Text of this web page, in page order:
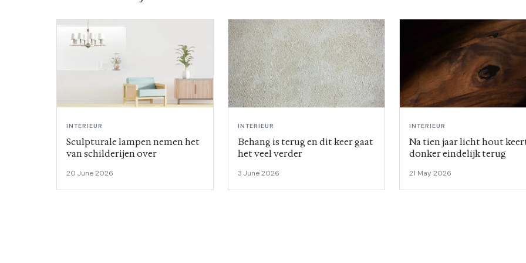
INTERIEUR
Sculpturale lampen nemen het
van schilderijen over
20 June 2026
INTERIEUR
Behang is terug en dit keer gaat
het veel verder
3 June 2026
INTERIEUR
Na tien jaar licht hout
donker eindelijk terug
21 May 2026